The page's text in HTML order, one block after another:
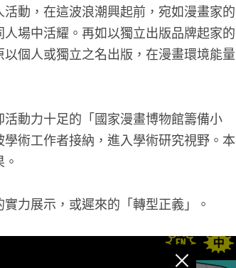
動，在這波浪潮興起前，宛如漫畫家的
場中活耀。再如以獨立出版品牌起家的
個人或獨立之名出版，在漫畫環境能量
動力十足的「國家漫畫博物館籌備小
術工作者接納，進入學術研究視野。本
力展示，或遲來的「轉型正義」。